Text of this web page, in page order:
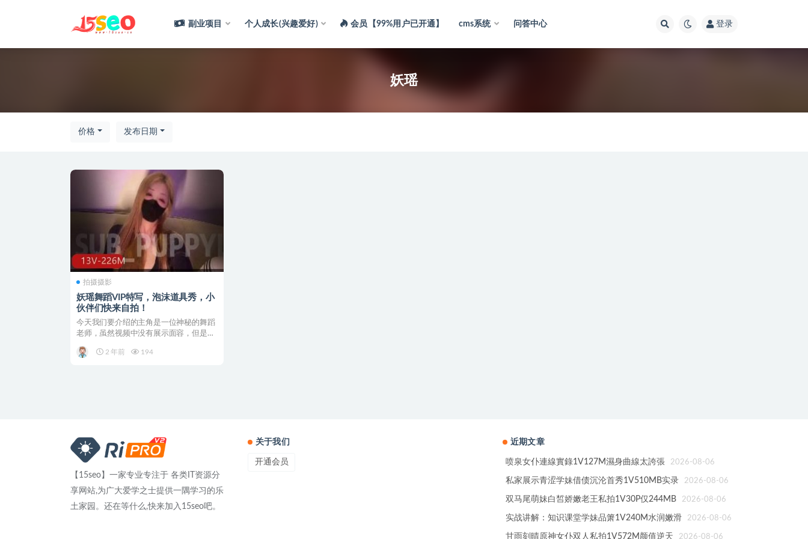
副业项目 个人成长(兴趣爱好) 会员【99%用户已开通】 cms系统 问答中心 登录
妖瑶
价格 发布日期
拍摄摄影
妖瑶舞蹈VIP特写，泡沫道具秀，小
伙伴们快来自拍！
今天我们要介绍的主角是一位神秘的舞蹈
老师，虽然视频中没有展示面容，但是她
2 年前
194
【15seo】一家专业专注于 各类IT资源分
享网站,为广大爱学之士提供一隅学习的乐
土家园。还在等什么,快来加入15seo吧。
关于我们
开通会员
近期文章
喷泉女仆連線實錄1V127M濕身曲線太誇張 2026-08-06
私家展示青涩学妹借债沉沦首秀1V510MB实录 2026-08-06
双马尾萌妹白皙娇嫩老王私拍1V30P仅244MB 2026-08-06
实战讲解：知识课堂学妹品箫1V240M水润嫩滑 2026-08-06
甘雨刻晴原神女仆双人私拍1V572M颜值逆天 2026-08-06